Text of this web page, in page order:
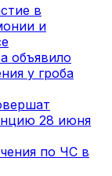
в
и
объявило
у гроба
28 июня
по ЧС в